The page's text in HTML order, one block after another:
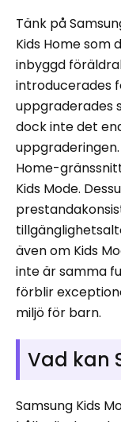
Tänk på
Kids Home som
inbyggd
introducerades
uppgraderades
dock inte det
Home-
Kids Mode.
även om Kids
inte är samma
förblir
miljö för barn.
Vad kan
Samsung Kids